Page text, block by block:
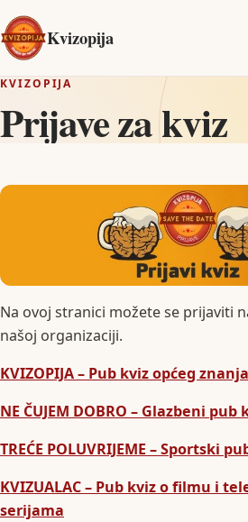
Kvizopija
KVIZOPIJA
Prijave za kviz
Na ovoj stranici možete se prijaviti
našoj organizaciji.
KVIZOPIJA – Pub kviz općeg znanja
NE ČUJEM DOBRO – Glazbeni pub
TREĆE POLUVRIJEME – Sportski
KVIZUALAC – Pub kviz o filmu i
serijama